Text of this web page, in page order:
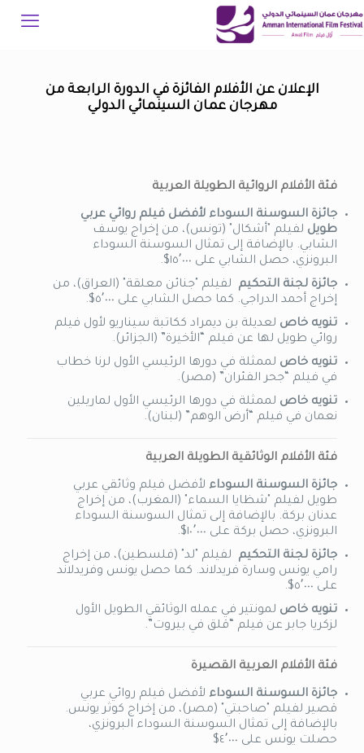
الإعلان عن الأفلام الفائزة في الدورة الرابعة من
مهرجان عمان السينمائي الدولي
فئة الأفلام الروائية الطويلة العربية
جائزة السوسنة السوداء لأفضل فيلم روائي عربي
طويل لفيلم أشكال " (تونس)، من إخراج يوسف
الشابي. بالإضافة إلى تمثال السوسنة السوداء
البرونزي، حصل الشابي على ١٥٬٠٠٠
$.
جائزة لجنة التحكيم
لفيلم "جنائن معلقة " (العراق)، من
إخراج أحمد الدراجي. كما حصل الشابي على ٥٬٠٠٠
$.
تنويه خاص لعديلة بن ديمراد ككاتبة سيناريو لأول فيلم
روائي طويل لها عن فيلم “الأخيرة” (الجزائر).
تنويه خاص لممثلة في دورها الرئيسي الأول لرنا خطاب
في فيلم “جحر الفئران” (مصر).
تنويه خاص لممثلة في دورها الرئيسي الأول لماريلين
نعمان في فيلم “أرض الوهم” (لبنان).
فئة الأفلام الوثائقية الطويلة العربية
جائزة السوسنة السوداء لأفضل فيلم وثائقي عربي
طويل لفيلم
شظايا السماء " (المغرب)، من إخراج
عدنان بركة. بالإضافة إلى تمثال السوسنة السوداء
البرونزي، حصل بركة على ١٠٬٠٠٠
$.
جائزة لجنة التحكيم
لفيلم لد " (فلسطين)، من إخراج
رامي يونس وسارة فريدلاند. كما حصل يونس وفريدلاند
على ٥٬٠٠٠
$.
تنويه خاص لمونتير في عمله الوثائقي الطويل الأول
لزكريا جابر عن فيلم “قلق في بيروت ”.
فئة الأفلام العربية القصيرة
جائزة السوسنة السوداء لأفضل فيلم روائي عربي
قصير لفيلم
صاحبتي " (مصر)، من إخراج كوثر يونس.
بالإضافة إلى تمثال السوسنة السوداء البرونزي،
حصلت يونس على